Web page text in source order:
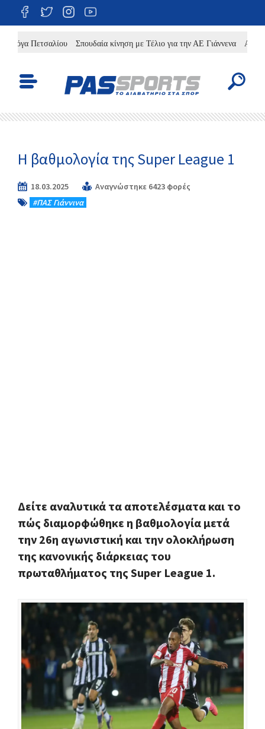
Πετσαλίου Σπουδαία κίνηση με Τέλιο για την ΑΕ Γιάννενα Από τον
Η βαθμολογία της Super League 1
18.03.2025
Αναγνώστηκε 6423 φορές
#ΠΑΣ Γιάννινα
Δείτε αναλυτικά τα αποτελέσματα και το
πώς διαμορφώθηκε η βαθμολογία μετά
την 26η αγωνιστική και την ολοκλήρωση
της κανονικής διάρκειας του
πρωταθλήματος της Super League 1.